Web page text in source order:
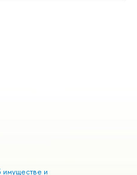
имуществе и